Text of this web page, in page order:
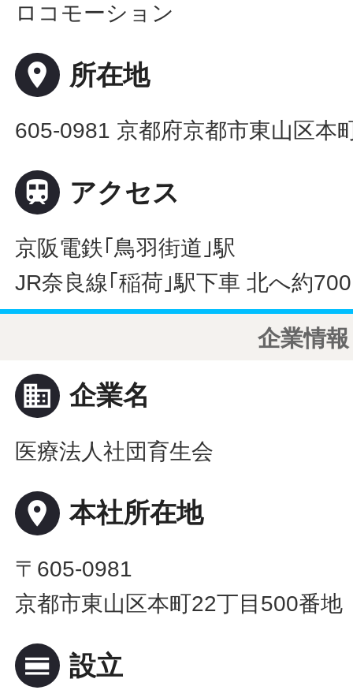
ロコモーション
place 所在地
605-0981 京都府京都市東山区本
 アクセス
京阪電鉄｢鳥羽街道｣駅
JR奈良線｢稲荷｣駅下車 北へ約
企業情報
business 企業名
医療法人社団育生会
place 本社所在地
〒605-0981
京都市東山区本町22丁目500番地
calendar_view_day 設立